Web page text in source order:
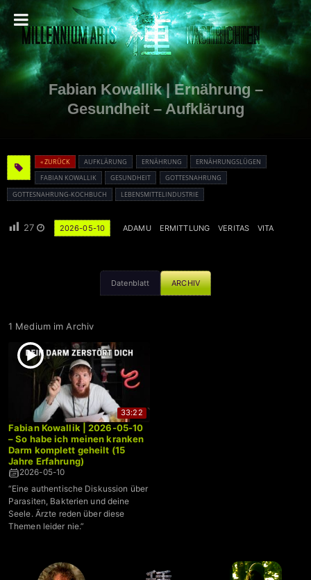
Fabian Kowallik | Ernährung –
Gesundheit – Aufklärung
« ZURÜCK AUFKLÄRUNG ERNÄHRUNG
ERNÄHRUNGSLÜGEN
FABIAN KOWALLIK
GESUNDHEIT
GOTTESNAHRUNG
GOTTESNAHRUNG-KOCHBUCH
LEBENSMITTELINDUSTRIE
27 2026-05-10 ADAMU ERMITTLUNG VERITAS VITA
Datenblatt ARCHIV
1 Medium im Archiv
33:22
Fabian Kowallik | 2026-05-10
– So habe ich meinen kranken
Darm komplett geheilt (15
Jahre Erfahrung)
2026-05-10
“Eine authentische Diskussion über
Parasiten, Bakterien und deine
Seele. Ärzte reden über diese
Themen leider nie.”